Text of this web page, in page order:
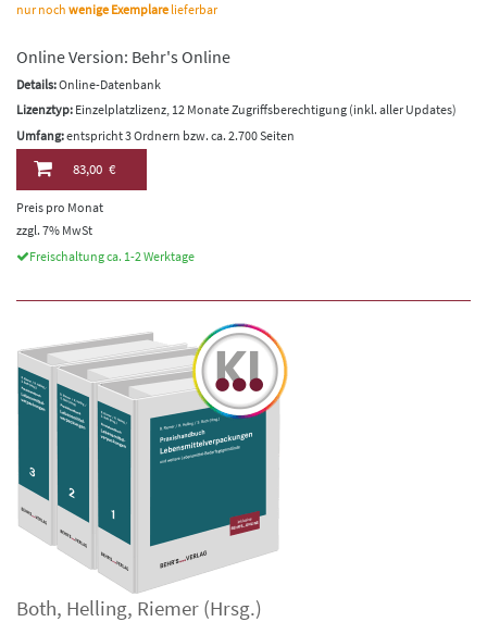
nur noch wenige Exemplare lieferbar
Online Version: Behr's Online
Details:Online-Datenbank
Lizenztyp: Einzelplatzlizenz, 12 Monate Zugriffsberechtigung (inkl. aller Updates)
Umfang:entspricht 3 Ordnern bzw. ca. 2.700 Seiten
83,00 €
Preis pro Monat
zzgl. 7% MwSt
Freischaltung ca. 1-2 Werktage
Both, Helling, Riemer (Hrsg.)